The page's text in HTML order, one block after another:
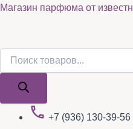
Перейти
Магазин парфюма от
Поиск
+7 (936) 130-39-56
Поиск
Quantity